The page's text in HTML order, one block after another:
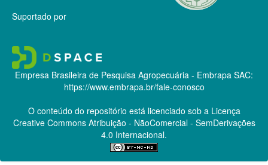
Suportado por
Empresa Brasileira de Pesquisa Agropecuária - Embrapa SAC:
https://www.embrapa.br/fale-conosco
O conteúdo do repositório está licenciado sob a Licença
Creative CommonsAtribuição - NãoComercial - SemDerivações
4.0 Internacional.